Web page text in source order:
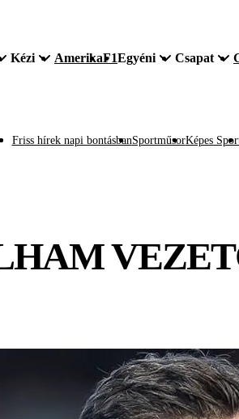
Kézi AmerikaF1Egyéni Csapat
Friss hírek napi bontásbanSportműsorKépes